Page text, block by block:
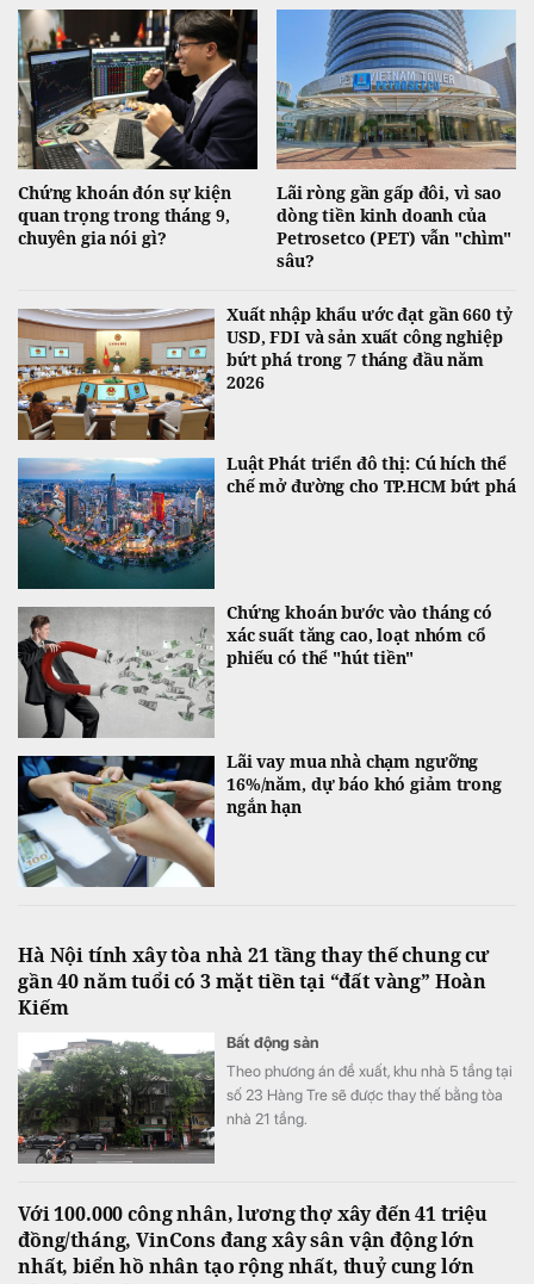
tế.
Chứng khoán đón sự kiện
quan trọng trong tháng 9,
chuyên gia nói gì?
Lãi ròng gần gấp đôi, vì sao
dòng tiền kinh doanh của
Petrosetco (PET) vẫn "chìm"
sâu?
Xuất nhập khẩu ước đạt gần 660 tỷ
USD, FDI và sản xuất công nghiệp
bứt phá trong 7 tháng đầu năm
2026
Luật Phát triển đô thị: Cú hích thể
chế mở đường cho TP.HCM bứt phá
Chứng khoán bước vào tháng có
xác suất tăng cao, loạt nhóm cổ
phiếu có thể "hút tiền"
Lãi vay mua nhà chạm ngưỡng
16%/năm, dự báo khó giảm trong
ngắn hạn
Hà Nội tính xây tòa nhà 21 tầng thay thế chung cư
gần 40 năm tuổi có 3 mặt tiền tại “đất vàng” Hoàn
Kiếm
Bất động sản
Theo phương án đề xuất, khu nhà 5 tầng tại
số 23 Hàng Tre sẽ được thay thế bằng tòa
nhà 21 tầng.
Với 100.000 công nhân, lương thợ xây đến 41 triệu
đồng/tháng, VinCons đang xây sân vận động lớn
nhất, biển hồ nhân tạo rộng nhất, thuỷ cung lớn